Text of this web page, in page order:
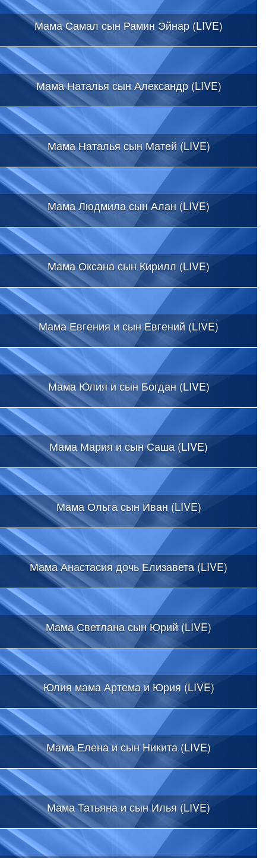
Мама Самал сын Рамин Эйнар (LIVE)
Мама Наталья сын Александр (LIVE)
Мама Наталья сын Матей (LIVE)
Мама Людмила сын Алан (LIVE)
Мама Оксана сын Кирилл (LIVE)
Мама Евгения и сын Евгений (LIVE)
Мама Юлия и сын Богдан (LIVE)
Мама Мария и сын Саша (LIVE)
Мама Ольга сын Иван (LIVE)
Мама Анастасия дочь Елизавета (LIVE)
Мама Светлана сын Юрий (LIVE)
Юлия мама Артема и Юрия (LIVE)
Мама Елена и сын Никита (LIVE)
Мама Татьяна и сын Илья (LIVE)